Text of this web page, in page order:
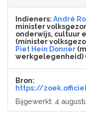
Indieners: André
minister
onderwijs, cultuur
(minister
Piet Hein Donner
werkgelegenheid)
Bron:
https://
Bijgewerkt: 4